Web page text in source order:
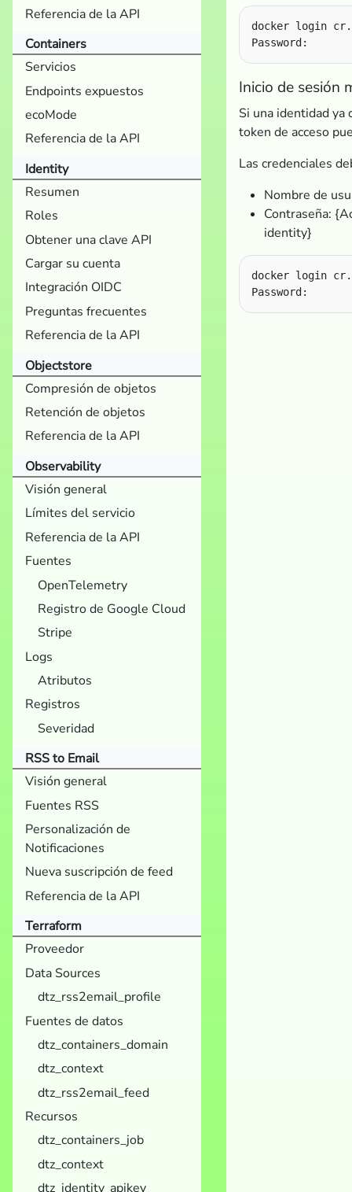
Referencia de la API
Containers
Servicios
Endpoints expuestos
ecoMode
Referencia de la API
Identity
Resumen
Roles
Obtener una clave API
Cargar su cuenta
Integración OIDC
Preguntas frecuentes
Referencia de la API
Objectstore
Compresión de objetos
Retención de objetos
Referencia de la API
Observability
Visión general
Límites del servicio
Referencia de la API
Fuentes
OpenTelemetry
Registro de Google Cloud
Stripe
Logs
Atributos
Registros
Severidad
RSS to Email
Visión general
Fuentes RSS
Personalización de
Notificaciones
Nueva suscripción de feed
Referencia de la API
Terraform
Proveedor
Data Sources
dtz_rss2email_profile
Fuentes de datos
dtz_containers_domain
dtz_context
dtz_rss2email_feed
Recursos
dtz_containers_job
dtz_context
dtz_identity_apikey
Inicio de sesión
Si una identidad
token de acceso
Las credenciales
Nombre de
Contraseña:
identity}